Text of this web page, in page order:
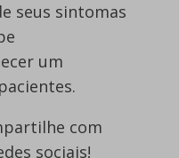
seus sintomas
um
com
sociais!